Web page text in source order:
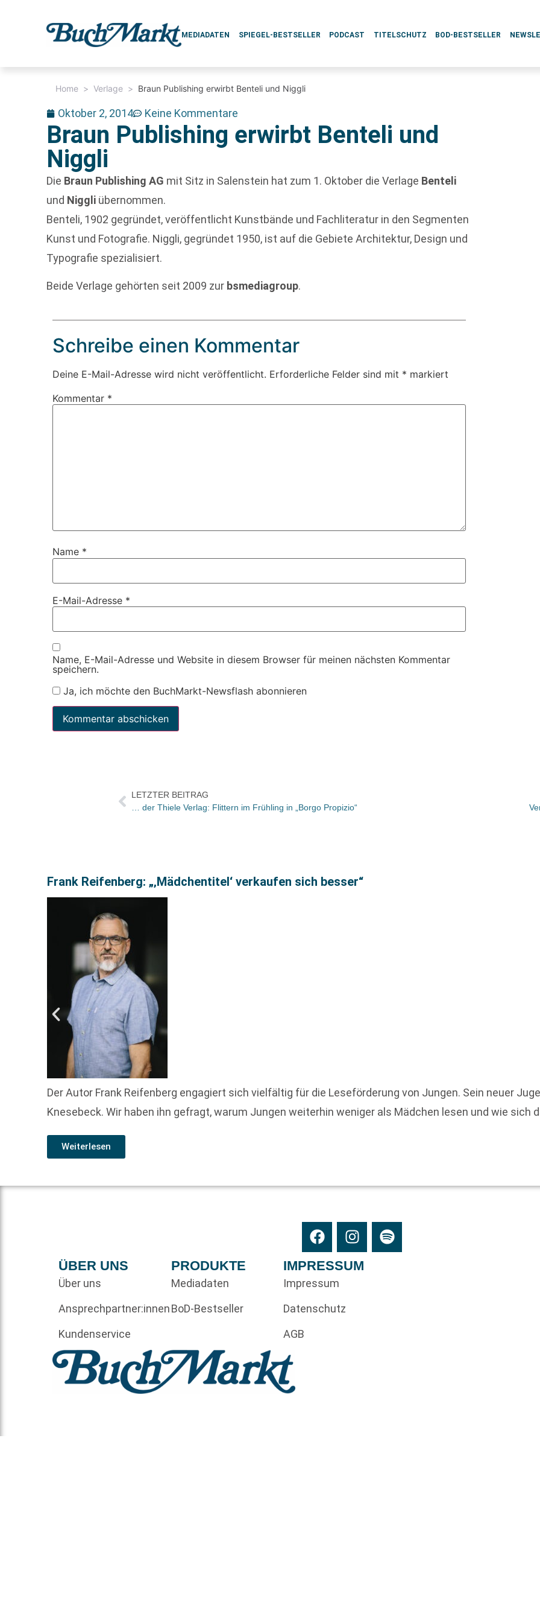
MEDIADATEN SPIEGEL-BESTSELLER PODCAST TITELSCHUTZ BOD-BESTSELLER
Home > Verlage > Braun Publishing erwirbt Benteli und Niggli
Oktober 2, 2014 Keine Kommentare
Braun Publishing erwirbt Benteli und
Niggli
Die Braun Publishing AG mit Sitz in Salenstein hat zum 1. Oktober die Verlage Benteli
und Niggli übernommen.
Benteli, 1902 gegründet, veröffentlicht Kunstbände und Fachliteratur in den Segmenten
Kunst und Fotografie. Niggli, gegründet 1950, ist auf die Gebiete Architektur, Design und
Typografie spezialisiert.
Beide Verlage gehörten seit 2009 zur bsmediagroup.
Schreibe einen Kommentar
Deine E-Mail-Adresse wird nicht veröffentlicht. Erforderliche Felder sind mit * markiert
Kommentar *
Name *
E-Mail-Adresse *
Name, E-Mail-Adresse und Website in diesem Browser für meinen nächsten Kommentar
speichern.
Ja, ich möchte den BuchMarkt-Newsflash abonnieren
LETZTER BEITRAG
… der Thiele Verlag: Flittern im Frühling in „Borgo Propizio“
Frank Reifenberg: „‚Mädchentitel‘ verkaufen sich besser“
Der Autor Frank Reifenberg engagiert sich vielfältig für die Leseförderung von Jungen. Sein neuer
Knesebeck. Wir haben ihn gefragt, warum Jungen weiterhin weniger als Mädchen lesen und wie sich
Weiterlesen
ÜBER UNS
Über uns
Ansprechpartner:innen
Kundenservice
PRODUKTE
Mediadaten
BoD-Bestseller
IMPRESSUM
Impressum
Datenschutz
AGB